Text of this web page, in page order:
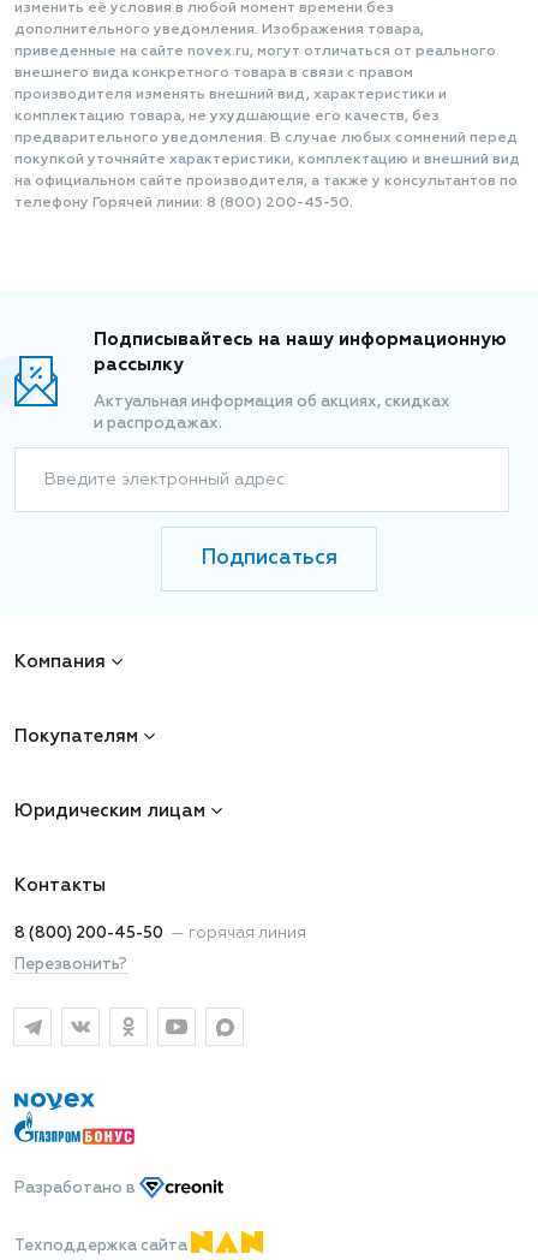
изменить её условия в любой момент времени без
дополнительного уведомления. Изображения товара,
приведенные на сайте novex.ru, могут отличаться от реального
внешнего вида конкретного товара в связи с правом
производителя изменять внешний вид, характеристики и
комплектацию товара, не ухудшающие его качеств, без
предварительного уведомления. В случае любых сомнений перед
покупкой уточняйте характеристики, комплектацию и внешний вид
на официальном сайте производителя, а также у консультантов по
телефону Горячей линии: 8 (800) 200-45-50.
Подписывайтесь на нашу информационную
рассылку
Актуальная информация об акциях, скидках
и распродажах.
Введите электронный адрес
Подписаться
Компания
Покупателям
Юридическим лицам
Контакты
8 (800) 200-45-50 — горячая линия
Перезвонить?
Разработано в
Техподдержка сайта